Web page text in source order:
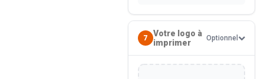
7
Votre logo à
imprimer
Optionnel